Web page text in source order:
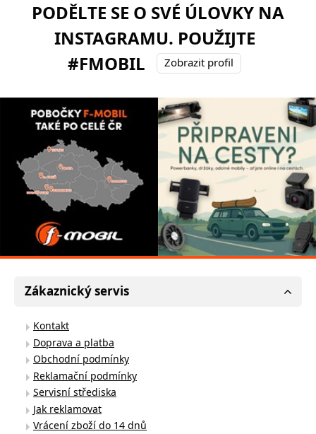
PODĚLTE SE O SVÉ ÚLOVKY NA
INSTAGRAMU. POUŽIJTE
#FMOBIL
Zobrazit profil
Zákaznický servis
Kontakt
Doprava a platba
Obchodní podmínky
Reklamační podmínky
Servisní střediska
Jak reklamovat
Vrácení zboží do 14 dnů